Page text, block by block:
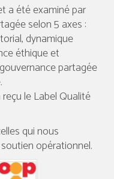
a été examiné par
selon 5 axes :
dynamique
éthique et
partagée
le Label Qualité
qui nous
opérationnel.